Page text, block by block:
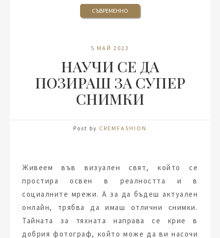
СЪВРЕМЕННО
5 МАЙ 2023
НАУЧИ СЕ ДА
ПОЗИРАШ ЗА СУПЕР
СНИМКИ
Post by CREMFASHION
Живеем във визуален свят, който се
простира освен в реалността и в
социалните мрежи. А за да бъдеш актуален
онлайн, трябва да имаш отлични снимки.
Тайната за тяхната направа се крие в
добрия фотограф, който може да ви насочи